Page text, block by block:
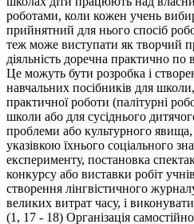
роботами, коли кожен учень
прийнятний для нього спосіб
теж може виступати як творчий
діяльність доречна практично по
Це можуть бути розробка і
навчальних посібників для
практичної роботи (палітурні
школи або для сусіднього
проблеми або культурного явища,
указівкою їхнього соціального
експерименту, постановка
конкурсу або виставки робіт
створення лінгвістичного
великих витрат часу, і
(1, 17 - 18) Організація